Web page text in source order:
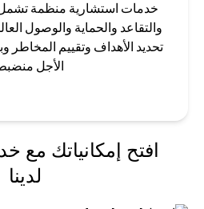
خدمات استشارية منظمة تشمل
والتقاعد والحماية والوصول
تحديد الأهداف وتقييم المخاطر وبناء
الأجل منضبطة.
افتح إمكانياتك مع خدمة
لدينا